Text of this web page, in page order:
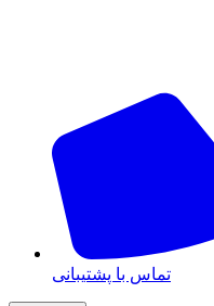
تماس با پشتیبانی